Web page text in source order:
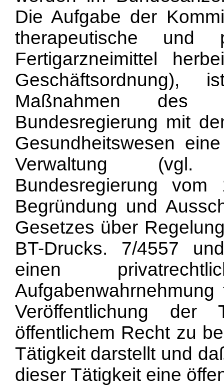
Die Aufgabe der
therapeutische und
Fertigarzneimittel
Maßnahmen des
Bundesregierung mit
Gesundheitswesen
Verwaltung (vgl.
Bundesregierung
Begründung und
Gesetzes über
BT-Drucks. 7/4557
einen
Veröffentlichung der
öffentlichem Recht zu
Tätigkeit darstellt und
dieser Tätigkeit eine